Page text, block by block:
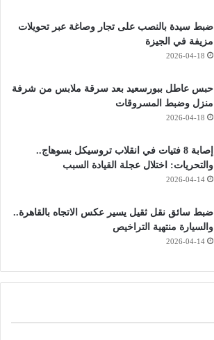
ضبط سيدة بالنصب على تجار وصاغة عبر تحويلات
مزيفة في الجيزة
2026-04-18
حبس عاطل ببورسعيد بعد سرقة ملابس من شرفة
منزل وضبط المسروقات
2026-04-18
إصابة 8 فتيات في انقلاب تروسيكل بسوهاج..
والتحريات: اختلال عجلة القيادة السبب
2026-04-14
ضبط سائق نقل ثقيل يسير عكس الاتجاه بالقاهرة..
والسيارة منتهية التراخيص
2026-04-14